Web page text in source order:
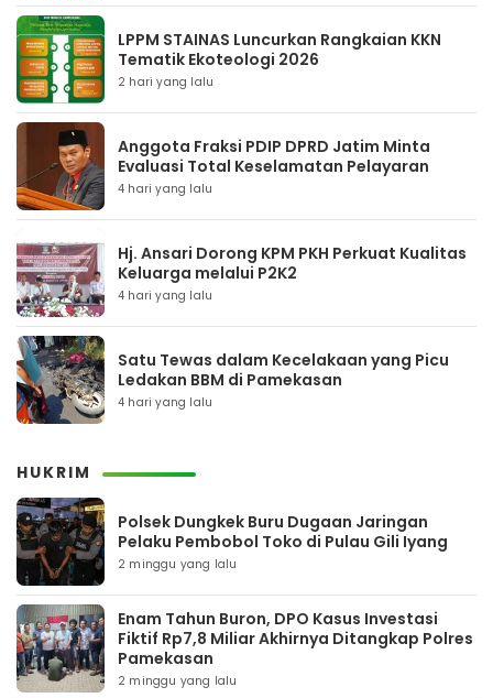
LPPM STAINAS Luncurkan Rangkaian KKN
Tematik Ekoteologi 2026
2 hari yang lalu
Anggota Fraksi PDIP DPRD Jatim Minta
Evaluasi Total Keselamatan Pelayaran
4 hari yang lalu
Hj. Ansari Dorong KPM PKH Perkuat Kualitas
Keluarga melalui P2K2
4 hari yang lalu
Satu Tewas dalam Kecelakaan yang Picu
Ledakan BBM di Pamekasan
4 hari yang lalu
HUKRIM
Polsek Dungkek Buru Dugaan Jaringan
Pelaku Pembobol Toko di Pulau Gili Iyang
2 minggu yang lalu
Enam Tahun Buron, DPO Kasus Investasi
Fiktif Rp7,8 Miliar Akhirnya Ditangkap Polres
Pamekasan
2 minggu yang lalu